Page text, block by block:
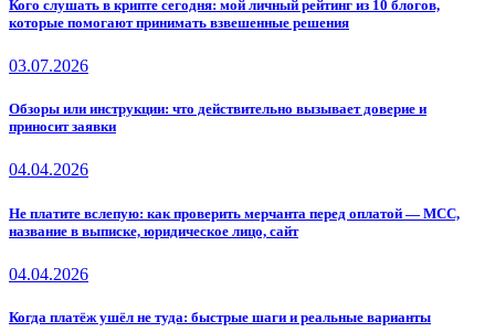
Кого слушать в крипте сегодня: мой личный рейтинг из 10 блогов,
которые помогают принимать взвешенные решения
03.07.2026
Обзоры или инструкции: что действительно вызывает доверие и
приносит заявки
04.04.2026
Не платите вслепую: как проверить мерчанта перед оплатой — MCC,
название в выписке, юридическое лицо, сайт
04.04.2026
Когда платёж ушёл не туда: быстрые шаги и реальные варианты